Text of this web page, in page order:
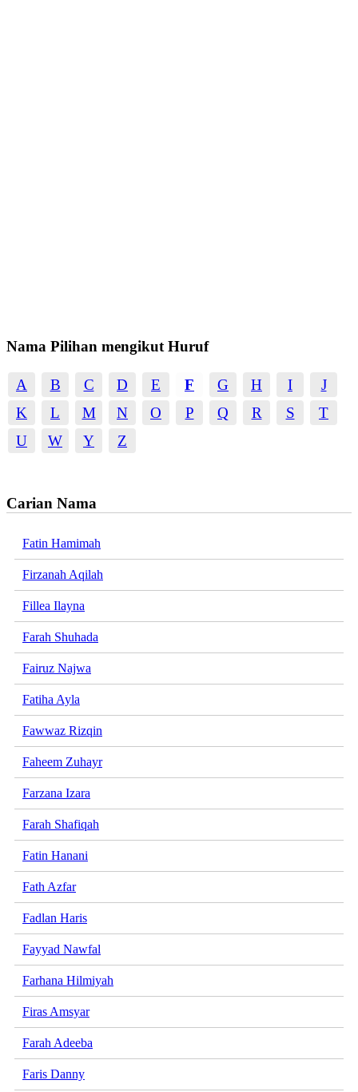
Nama Pilihan mengikut Huruf
A B C D E F G H I
J
K
L M N O P Q R S
T
U
W Y Z
Carian Nama
Fatin Hamimah
Firzanah Aqilah
Fillea Ilayna
Farah Shuhada
Fairuz Najwa
Fatiha Ayla
Fawwaz Rizqin
Faheem Zuhayr
Farzana Izara
Farah Shafiqah
Fatin Hanani
Fath Azfar
Fadlan Haris
Fayyad Nawfal
Farhana Hilmiyah
Firas Amsyar
Farah Adeeba
Faris Danny